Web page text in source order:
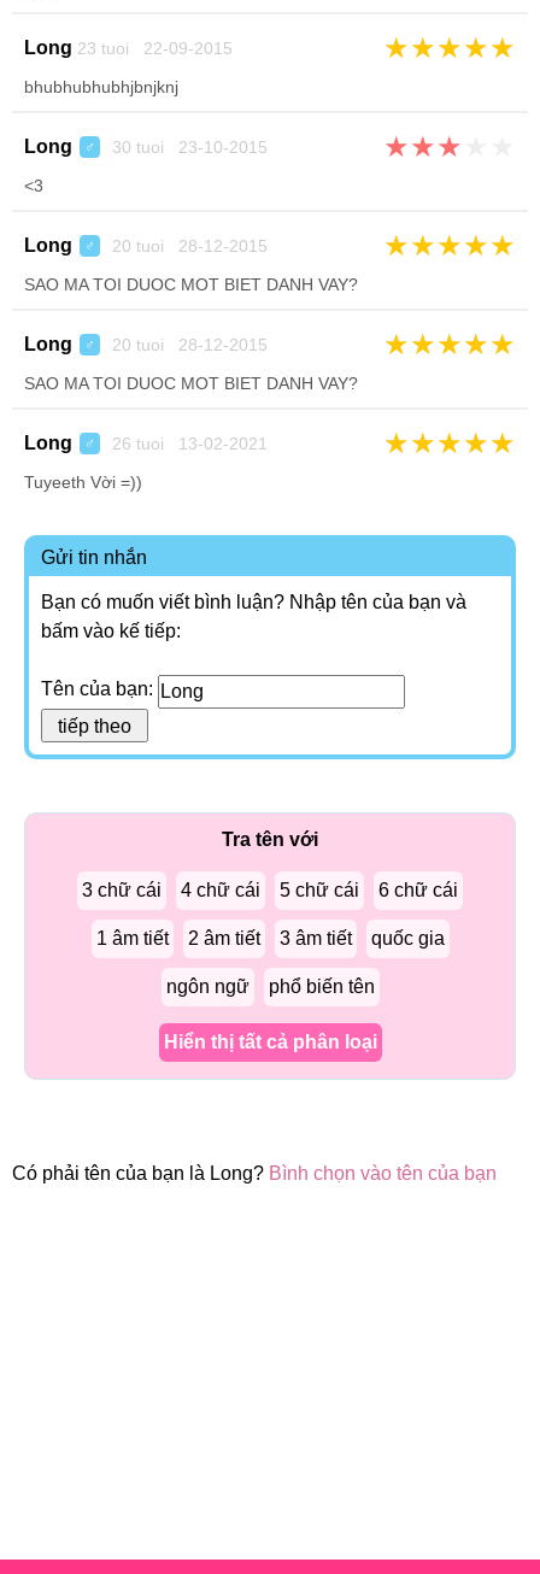
Long 23 tuoi 22-09-2015 ★★★★★
bhubhubhubhjbnjknj
Long ♂ 30 tuoi 23-10-2015 ★★★
<3
Long ♂ 20 tuoi 28-12-2015 ★★★★★
SAO MA TOI DUOC MOT BIET DANH VAY?
Long ♂ 20 tuoi 28-12-2015 ★★★★★
SAO MA TOI DUOC MOT BIET DANH VAY?
Long ♂ 26 tuoi 13-02-2021 ★★★★★
Tuyeeth Vời =))
Gửi tin nhắn
Bạn có muốn viết bình luận? Nhập tên của bạn và
bấm vào kế tiếp:
Tên của bạn:
Tra tên với
3 chữ cái 4 chữ cái 5 chữ cái 6 chữ cái
1 âm tiết 2 âm tiết 3 âm tiết quốc gia
ngôn ngữ phổ biến tên
Hiển thị tất cả phân loại
Có phải tên của bạn là Long? Bình chọn vào tên của bạn